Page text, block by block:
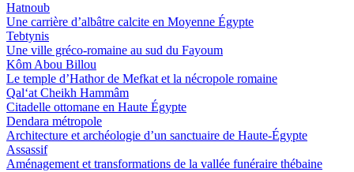
Hatnoub
Une carrière d’albâtre calcite en Moyenne Égypte
Tebtynis
Une ville gréco-romaine au sud du Fayoum
Kôm Abou Billou
Le temple d’Hathor de Mefkat et la nécropole romaine
Qal‘at Cheikh Hammâm
Citadelle ottomane en Haute Égypte
Dendara métropole
Architecture et archéologie d’un sanctuaire de Haute-Égypte
Assassif
Aménagement et transformations de la vallée funéraire thébaine